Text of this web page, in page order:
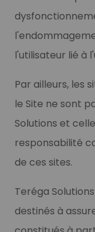
l'utilisateur lié à
Par ailleurs, les
le Site ne sont
Solutions et
responsabilité
de ces sites.
Teréga
destinés à